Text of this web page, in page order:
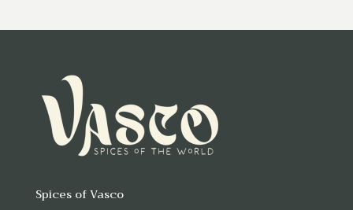
Spices of Vasco